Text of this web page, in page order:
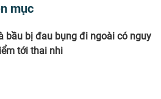
mục
bầu bị đau bụng đi ngoài có nguy
tới thai nhi